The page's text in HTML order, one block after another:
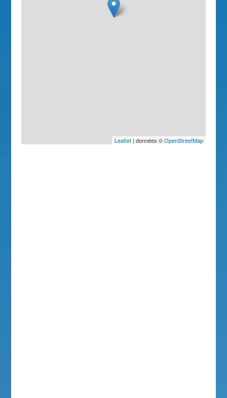
Leaflet| données ©OpenStreetMap